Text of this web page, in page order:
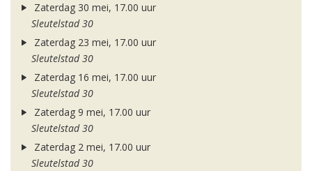
Zaterdag 30 mei, 17.00 uur
Sleutelstad 30
Zaterdag 23 mei, 17.00 uur
Sleutelstad 30
Zaterdag 16 mei, 17.00 uur
Sleutelstad 30
Zaterdag 9 mei, 17.00 uur
Sleutelstad 30
Zaterdag 2 mei, 17.00 uur
Sleutelstad 30